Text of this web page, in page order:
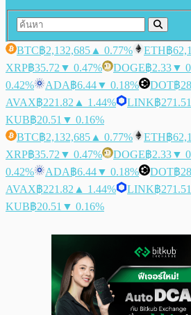
BTC฿2,132,685 ▲ 0.77% ETH฿
XRP฿35.72 ▼ 0.47% DOGE฿2.33▼
0.42%
ADA฿6.44▼ 0.18% DOT฿
AVAX฿221.82 ▲ 1.44% LINK฿271.51
KUB฿20.51 ▼ 0.16%
BTC฿2,132,685 ▲ 0.77% ETH฿
XRP฿35.72 ▼ 0.47% DOGE฿2.33▼
0.42%
ADA฿6.44▼ 0.18% DOT฿
AVAX฿221.82 ▲ 1.44% LINK฿271.51
KUB฿20.51 ▼ 0.16%